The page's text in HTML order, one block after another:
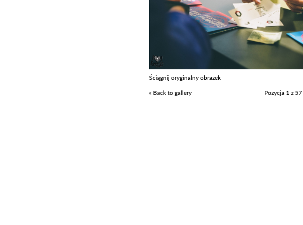
Ściągnij oryginalny obrazek
« Back to gallery
Pozycja 1 z 57